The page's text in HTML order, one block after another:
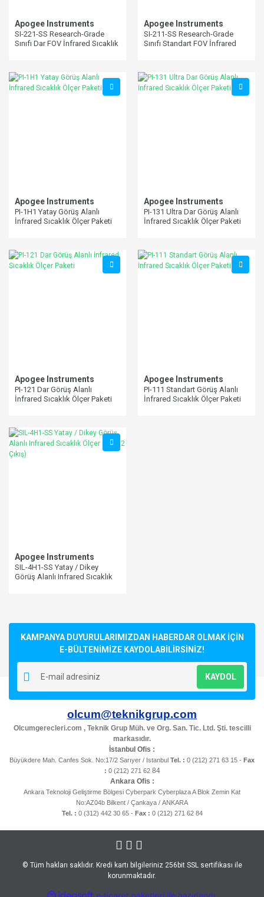
Apogee Instruments
SI-221-SS Research-Grade
Sınıfı Dar FOV İnfrared Sıcaklık
Apogee Instruments
SI-211-SS Research-Grade
Sınıfı Standart FOV İnfrared
Apogee Instruments
PI-1H1 Yatay Görüş Alanlı
İnfrared Sıcaklık Ölçer Paketi
Apogee Instruments
PI-131 Ultra Dar Görüş Alanlı
İnfrared Sıcaklık Ölçer Paketi
Apogee Instruments
PI-121 Dar Görüş Alanlı
İnfrared Sıcaklık Ölçer Paketi
Apogee Instruments
PI-111 Standart Görüş Alanlı
İnfrared Sıcaklık Ölçer Paketi
Apogee Instruments
SIL-4H1-SS Yatay / Dikey
Görüş Alanlı Infrared Sıcaklık
KAMPANYA DUYURULARIMIZDAN HABERDAR OLMAK İÇİN
E-BÜLTENİMİZE KAYDOLABİLİRSİNİZ!
KAYDOL
olcum@teknikgrup.com
Olcumgerecleri.com , Teknik Grup Müh. ve Org. San. Tic. Ltd. Şti. tescilli
markasıdır.
İstanbul Ofis :
Büyükdere Mah. Canfes Sok. No:17/2 Sarıyer / Istanbul Tel. : 0 (212) 271 63 15 - Fax
: 0 (212) 271 6284
Ankara Ofis :
Ankara Teknoloji Geliştirme Bölgesi Cyberpark Cyberplaza A Blok Zemin Kat
No:AZ04b Bilkent / Çankaya / ANKARA
Tel. : 0 (312) 442 30 65 - Fax : 0 (212) 271 62 84
© Tüm hakları saklıdır. Kredi kartı bilgileriniz 256bit SSL sertifikası ile
korunmaktadır.